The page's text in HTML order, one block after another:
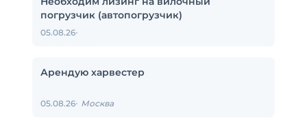
погрузчик (автопогрузчик)
05.08.26
Арендую харвестер
05.08.26 Москва